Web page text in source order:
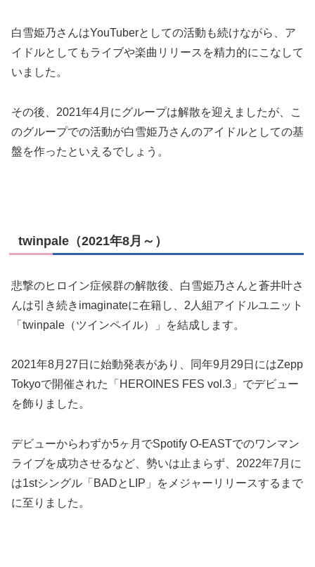
白雪姫乃さんはYouTuberとしての活動も続けながら、ア
イドルとしてもライブや楽曲リリースを精力的にこなして
いました。
その後、2021年4月にグループは解散を迎えましたが、こ
のグループでの活動が白雪姫乃さんのアイドルとしての基
盤を作ったといえるでしょう。
twinpale（2021年8月～）
悲撃のヒロイン症候群の解散後、白雪姫乃さんと蒼井叶さ
んは引き続きimaginateに在籍し、2人組アイドルユニット
「twinpale（ツインペイル）」を結成します。
2021年8月27日に始動発表があり、同年9月29日にはZepp
Tokyoで開催された「HEROINES FES vol.3」でデビュー
を飾りました。
デビューからわずか5ヶ月でSpotify O-EASTでのワンマン
ライブを成功させるなど、勢いは止まらず、2022年7月に
は1stシングル「BADとLIP」をメジャーリリースするまで
に至りました。